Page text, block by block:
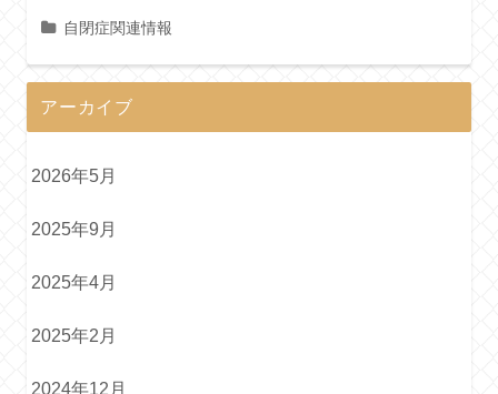
自閉症関連情報
アーカイブ
2026年5月
2025年9月
2025年4月
2025年2月
2024年12月